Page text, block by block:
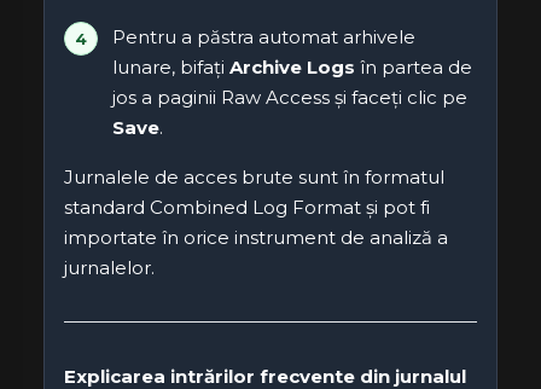
Pentru a păstra automat arhivele
lunare, bifați Archive Logs în partea de
jos a paginii Raw Access și faceți clic pe
Save.
Jurnalele de acces brute sunt în formatul
standard Combined Log Format și pot fi
importate în orice instrument de analiză a
jurnalelor.
Explicarea intrărilor frecvente din jurnalul